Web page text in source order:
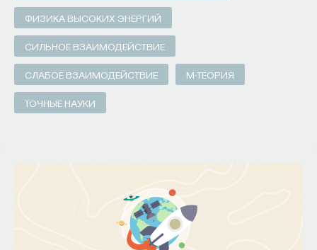
ФИЗИКА ВЫСОКИХ ЭНЕРГИЙ
СИЛЬНОЕ ВЗАИМОДЕЙСТВИЕ
СЛАБОЕ ВЗАИМОДЕЙСТВИЕ М-ТЕОРИЯ
ТОЧНЫЕ НАУКИ
просвещения!
ПОДДЕРЖАТЬ ПОСТНАУКУ